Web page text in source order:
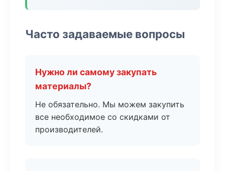
Часто задаваемые вопросы
Нужно ли самому закупать
материалы?
Не обязательно. Мы можем закупить
все необходимое со скидками от
производителей.